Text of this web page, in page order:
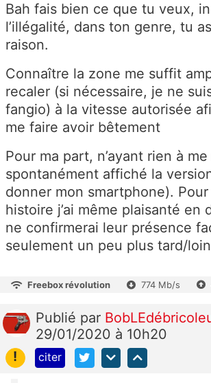
Bah fais bien ce que tu veux,
l’illégalité, dans ton genre, tu
raison.
Connaître la zone me suffit
recaler (si nécessaire, je ne
fangio) à la vitesse autorisée
me faire avoir bêtement
Pour ma part, n’ayant rien à me
spontanément affiché la
donner mon smartphone).
histoire j’ai même plaisanté en
ne confirmerai leur présence
seulement un peu plus tard/
Freebox révolution 774 Mb/s
Publié par
29/01/2020 à 10h20
!
citer